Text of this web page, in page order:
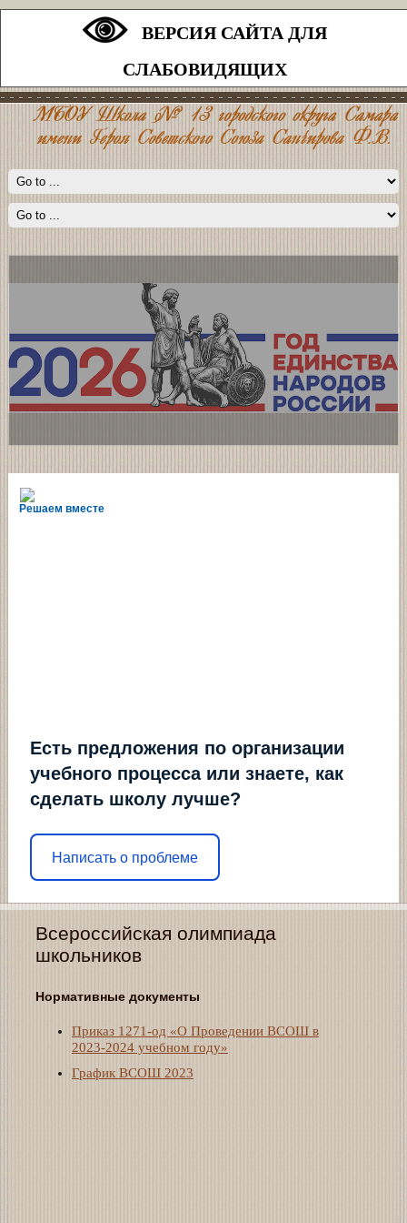
ВЕРСИЯ САЙТА ДЛЯ
СЛАБОВИДЯЩИХ
Решаем вместе
Есть предложения по организации
учебного процесса или знаете, как
сделать школу лучше?
Написать о проблеме
Всероссийская олимпиада
школьников
Нормативные документы
Приказ 1271-од «О Проведении ВСОШ в
2023-2024 учебном году»
График ВСОШ 2023